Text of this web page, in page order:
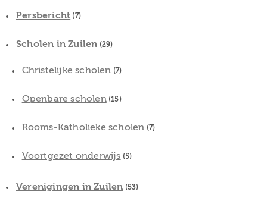
Persbericht (7)
Scholen in Zuilen (29)
Christelijke scholen (7)
Openbare scholen(15)
Rooms-Katholieke scholen (7)
Voortgezet onderwijs (5)
Verenigingen in Zuilen (53)